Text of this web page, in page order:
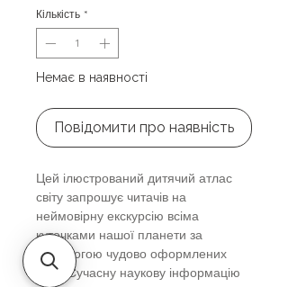
Кількість *
Немає в наявності
Повідомити про наявність
Цей ілюстрований дитячий атлас
світу запрошує читачів на
неймовірну екскурсію всіма
куточками нашої планети за
допомогою чудово оформлених
карт. Сучасну наукову інформацію